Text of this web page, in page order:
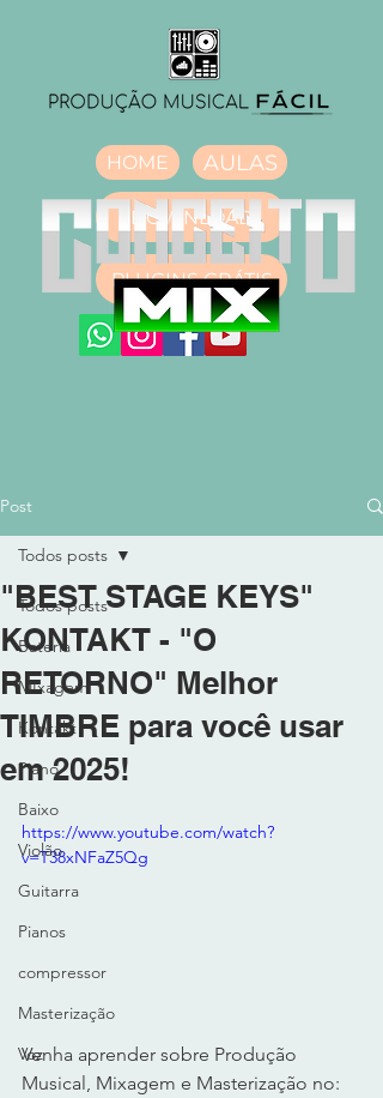
HOME AULAS
DOWNLOAD
PLUGINS GRÁTIS
Post
Todos posts
Bateria
MIxagem
Kontakt
Piano
Baixo
Violão
Guitarra
Pianos
compressor
Masterização
Voz
Todos posts
"BEST STAGE KEYS"
KONTAKT - "O
RETORNO" Melhor
TIMBRE para você usar
em 2025!
https://www.youtube.com/watch?
v=T38xNFaZ5Qg
Venha aprender sobre Produção
Musical, Mixagem e Masterização no: